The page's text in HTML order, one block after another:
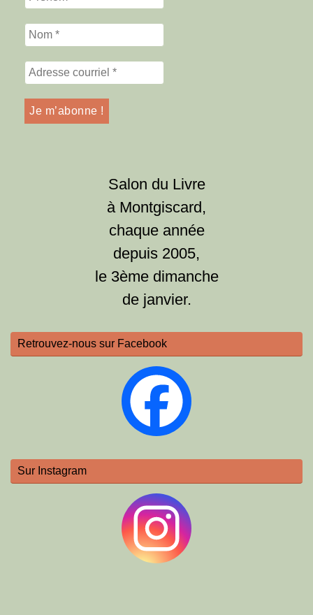
Salon du Livre
à Montgiscard,
chaque année
depuis 2005,
le 3ème dimanche
de janvier.
Retrouvez-nous sur Facebook
Sur Instagram